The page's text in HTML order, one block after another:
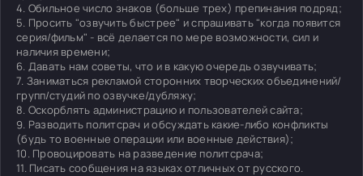
4. Обильное число знаков (больше трех) препинания подряд;
5. Просить "озвучить быстрее" и спрашивать "когда появится
серия/фильм" - всё делается по мере возможности, сил и
наличия времени;
6. Давать нам советы, что и в какую очередь озвучивать;
7. Заниматься рекламой сторонних творческих объединений/
групп/студий по озвучке/дубляжу;
8. Оскорблять администрацию и пользователей сайта;
9. Разводить политсрач и обсуждать какие-либо конфликты
(будь то военные операции или военные действия);
10. Провоцировать на разведение политсрача;
11. Писать сообщения на языках отличных от русского.